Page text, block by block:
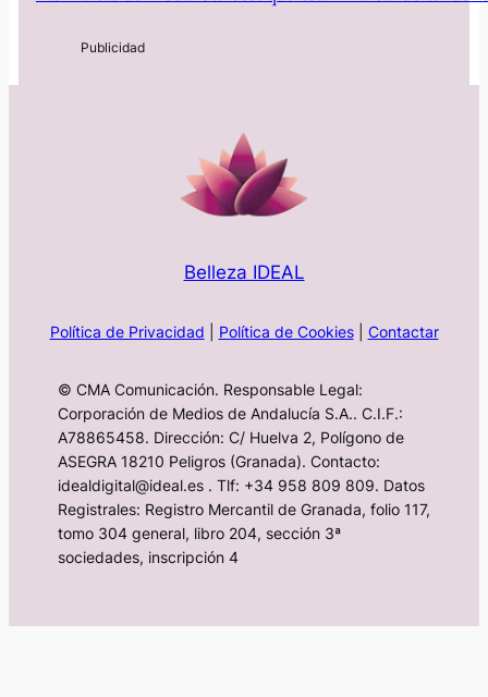
Belleza IDEAL
Política de Privacidad Política de Cookies| Contactar
© CMA Comunicación. Responsable Legal:
Corporación de Medios de Andalucía S.A.. C.I.F.:
A78865458. Dirección: C/ Huelva 2, Polígono de
ASEGRA 18210 Peligros (Granada). Contacto:
idealdigital@ideal.es . Tlf: +34 958 809 809. Datos
Registrales: Registro Mercantil de Granada, folio 117,
tomo 304 general, libro 204, sección 3ª
sociedades, inscripción 4